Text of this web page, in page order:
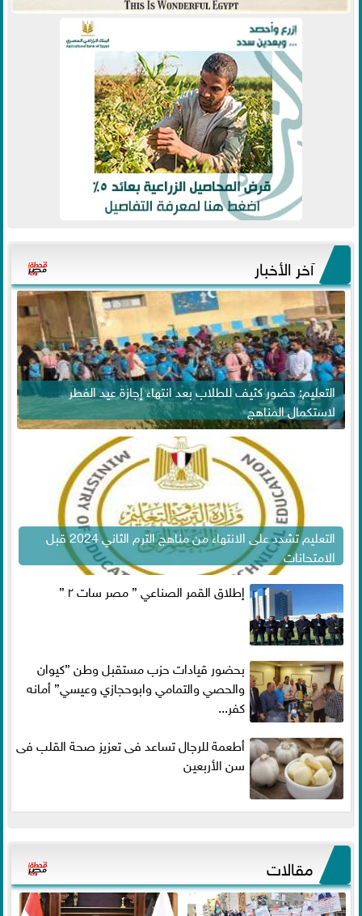
آخر الأخبار
التعليم: حضور كثيف للطلاب بعد انتهاء إجازة عيد الفطر
لاستكمال المناهج
التعليم تشدد على الانتهاء من مناهج الترم الثاني 2024 قبل
الامتحانات
إطلاق القمر الصناعي ” مصر سات ٢ ”
بحضور قيادات حزب مستقبل وطن ”كيوان
والحصي والتمامي وابوحجازي وعيسي” أمانه
كفر...
أطعمة للرجال تساعد فى تعزيز صحة القلب فى
سن الأربعين
مقالات